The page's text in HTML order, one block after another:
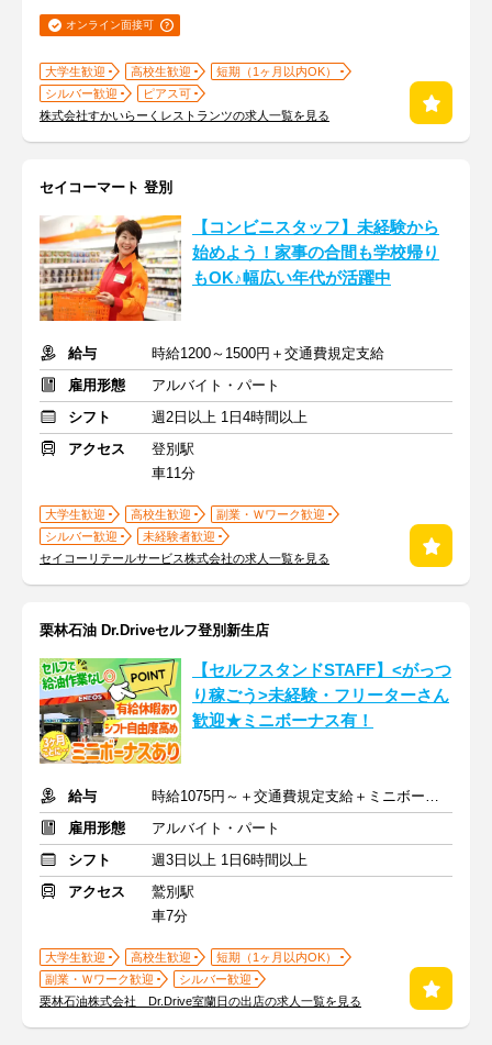
オンライン面接可
大学生歓迎 高校生歓迎
短期（1ヶ月以内OK）
シルバー歓迎
ピアス可
株式会社すかいらーくレストランツの求人一覧を見る
セイコーマート 登別
【コンビニスタッフ】未経験から
始めよう！家事の合間も学校帰り
もOK♪幅広い年代が活躍中
給与
時給1200～1500円＋交通費規定支給
雇用形態
アルバイト・パート
シフト
週2日以上 1日4時間以上
アクセス
登別駅
車11分
大学生歓迎 高校生歓迎
副業・Ｗワーク歓迎
シルバー歓迎
未経験者歓迎
セイコーリテールサービス株式会社の求人一覧を見る
栗林石油 Dr.Driveセルフ登別新生店
【セルフスタンドSTAFF】<がっつ
り稼ごう>未経験・フリーターさん
歓迎★ミニボーナス有！
給与
時給1075円～＋交通費規定支給＋ミニボーナス年4回＋決算手当
雇用形態
アルバイト・パート
シフト
週3日以上 1日6時間以上
アクセス
鷲別駅
車7分
大学生歓迎 高校生歓迎
短期（1ヶ月以内OK）
副業・Ｗワーク歓迎
シルバー歓迎
栗林石油株式会社 Dr.Drive室蘭日の出店の求人一覧を見る